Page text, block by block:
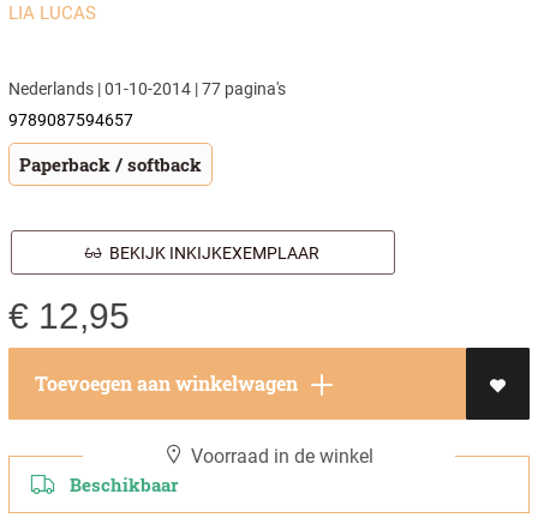
LIA LUCAS
Nederlands | 01-10-2014 | 77 pagina's
9789087594657
Paperback / softback
BEKIJK INKIJKEXEMPLAAR
€ 12,95
Toevoegen aan winkelwagen
Voorraad in de winkel
Beschikbaar